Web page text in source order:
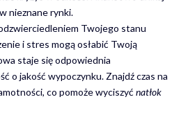
nieznane rynki.
Twojego stanu
i stres mogą osłabić Twoją
staje się odpowiednia
o jakość wypoczynku. Znajdź czas na
co pomoże wyciszyć natłok